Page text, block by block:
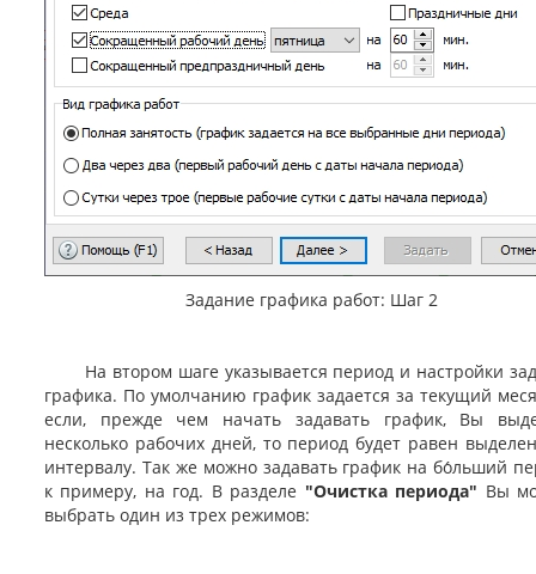
Задание графика работ: Шаг 2
На втором шаге указывается период и настройки
графика. По умолчанию график задается за текущий
если, прежде чем начать задавать график, Вы
несколько рабочих дней, то период будет равен
интервалу. Так же можно задавать график на бо́льший
к примеру, на год. В разделе "Очистка периода" Вы
выбрать один из трех режимов: